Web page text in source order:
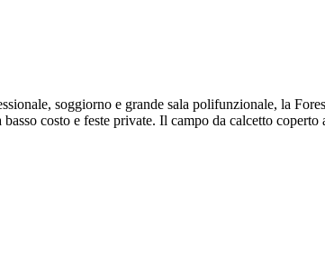
soggiorno e grande sala polifunzionale, la
costo e feste private. Il campo da calcetto